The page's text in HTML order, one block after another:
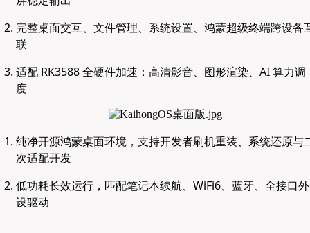
完整桌面交互、文件管理、系统设置、鸿蒙超级终端跨设备
联
适配 RK3588 全硬件加速：高清影音、图形渲染、AI 算力调
度
纯净开源鸿蒙桌面环境，支持开发者刷机重装、系统还原与
次适配开发
低功耗长效运行，匹配笔记本续航、WiFi6、蓝牙、全接口外
设驱动